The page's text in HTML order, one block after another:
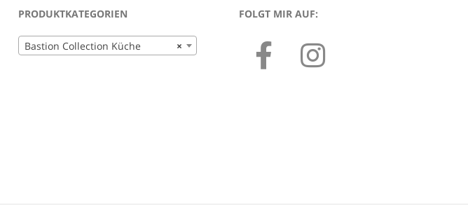
PRODUKTKATEGORIEN
×
Bastion Collection Küche
FOLGT MIR AUF: